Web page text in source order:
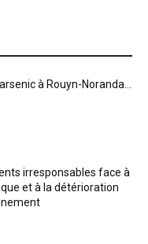
à Rouyn-Noranda…
irresponsables face à
et à la détérioration